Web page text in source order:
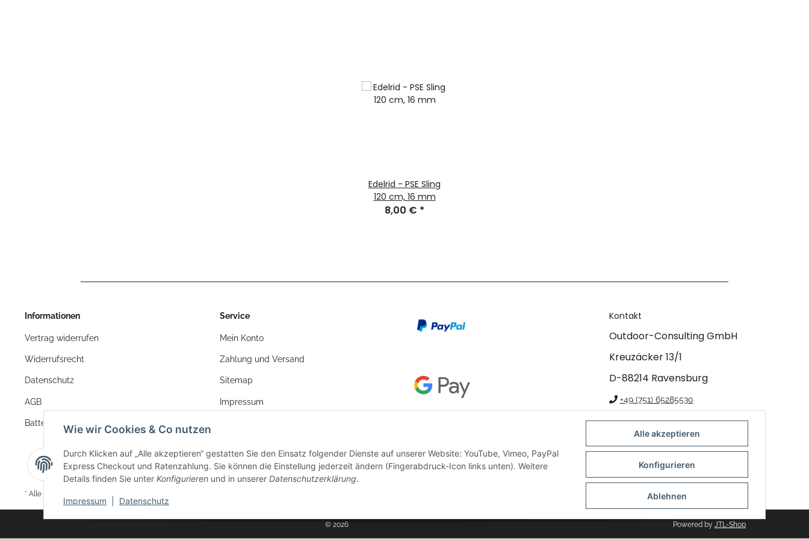
Alle akzeptieren
Konfigurieren
Ablehnen
Wie wir Cookies & Co nutzen
Durch Klicken auf „Alle akzeptieren“ gestatten Sie den Einsatz folgender Dienste auf unserer Website: YouTube, Vimeo, PayPal
Express Checkout und Ratenzahlung. Sie können die Einstellung jederzeit ändern (Fingerabdruck-Icon links unten). Weitere
Details finden Sie unter Konfigurieren und in unserer Datenschutzerklärung.
Impressum Datenschutz
Edelrid - PSE Sling
120 cm, 16 mm
8,00 € *
Informationen
Vertrag widerrufen
Widerrufsrecht
Datenschutz
AGB
Batteriegesetzhinweise
Service
Mein Konto
Zahlung und Versand
Sitemap
Impressum
Kontakt
Outdoor-Consulting GmbH
Kreuzäcker 13/1
D-88214 Ravensburg
+49 (751) 65285530
info@klettershop.de
www.klettershop.de
* Alle Preise inkl. gesetzlicher USt.
© 2026 Powered by JTL-Shop